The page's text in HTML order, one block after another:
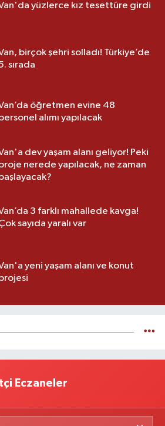
yüzlerce kız tesettüre girdi
birçok şehri solladı! Türkiye’de
sırada
öğretmen evine 48
alımı yapılacak
dev yaşam alanı geliyor! Peki
nerede yapılacak, ne zaman
başlayacak?
3 farklı mahallede kavga!
sayıda yaralı var
yeni yaşam alanı ve konut
Eczaneler